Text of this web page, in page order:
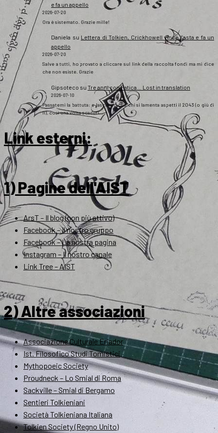
e fa un appello
2026-07-20
Ora è sistemato. Grazie mille!
Daniela su Lettera di Tolkien, Crickhowell vince l’asta e fa un
appello
2026-07-20
Salve a tutti, ho provato a cliccare sul link della raccolta fondi ma mi dice
che non esiste. Grazie
Gipsoteco su Tre anni con Fatica… Lost in translation
2026-07-10
Passatemi la battuta: e lasciamo che chi si lamenta aspetti il 2043 (o giù di
lì), così una volta scaduti…
Link esterni:
1) Pagine dell'AIST
ArsT – Il blog (non più attivo)
Facebook – Il nostro gruppo
Facebook – La nostra pagina
Instagram – Il nostro canale
Link Tree – AIST
2) Altre associazioni
Associazione Culturale Eriador
Ist. Filosofico Studi Tomistici
Mythopoeic Society
Proudneck – Lo Smial di Roma
Sackville – Smial di Bergamo
Sentieri Tolkieniani
Società Tolkieniana Italiana
Tolkien Society (Regno Unito)